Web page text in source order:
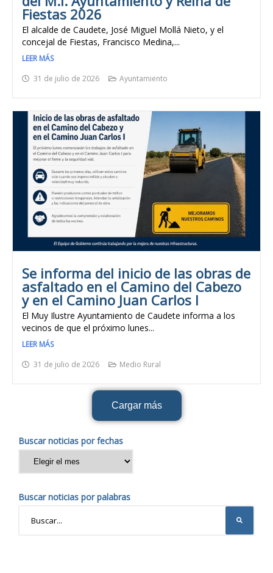
Fiestas 2026
El alcalde de Caudete, José Miguel Mollá Nieto, y el
concejal de Fiestas, Francisco Medina,...
LEER MÁS
31 de julio de 2026
Ayuntamiento
Se informa del inicio de las obras de
asfaltado en el Camino del Cabezo
y en el Camino Juan Carlos I
El Muy Ilustre Ayuntamiento de Caudete informa a los
vecinos de que el próximo lunes...
LEER MÁS
31 de julio de 2026
Medio Rural
Cargar más
Buscar noticias por fechas
Buscar noticias por palabras